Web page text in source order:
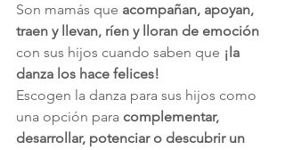
Son mamás que acompañan, apoyan,
traen y llevan, ríen y lloran de emoción
con sus hijos cuando saben que ¡la
danza los hace felices!
Escogen la danza para sus hijos como
una opción para complementar,
desarrollar, potenciar o descubrir un